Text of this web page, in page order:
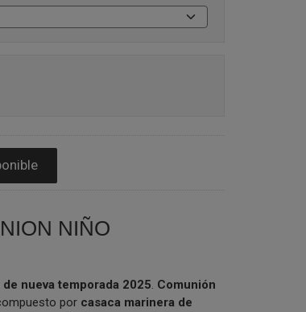
NIÑO
nueva temporada 2025. Comunión
por casaca marinera de